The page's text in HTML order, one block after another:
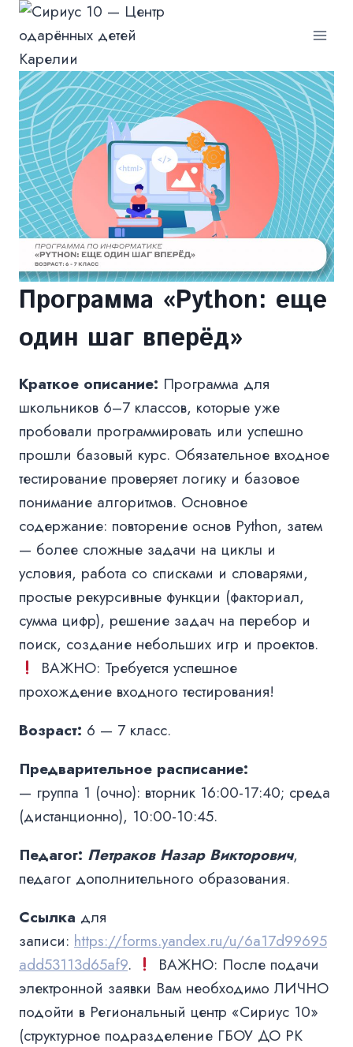
Перейти
содержимому
Программа «Python: еще
один шаг вперёд»
Краткое описание: Программа для
школьников 6–7 классов, которые уже
пробовали программировать или успешно
прошли базовый курс. Обязательное входное
тестирование проверяет логику и базовое
понимание алгоритмов. Основное
содержание: повторение основ Python, затем
— более сложные задачи на циклы и
условия, работа со списками и словарями,
простые рекурсивные функции (факториал,
сумма цифр), решение задач на перебор и
поиск, создание небольших игр и проектов.
ВАЖНО: Требуется успешное
прохождение входного тестирования!
Возраст: 6 — 7 класс.
Предварительное расписание:
— группа 1 (очно): вторник 16:00-17:40; среда
(дистанционно), 10:00-10:45.
Педагог: Петраков Назар Викторович,
педагог дополнительного образования.
Ссылка для
записи: https://forms.yandex.ru/u/6a17d99695
add53113d65af9.
ВАЖНО: После подачи
электронной заявки Вам необходимо ЛИЧНО
подойти в Региональный центр «Сириус 10»
(структурное подразделение ГБОУ ДО РК